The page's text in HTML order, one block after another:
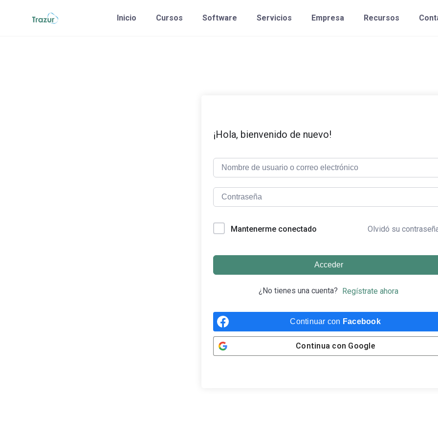
Inicio Cursos Software Servicios Empresa Recursos
¡Hola, bienvenido de nuevo!
Mantenerme conectado Olvidó su
Acceder
¿No tienes una cuenta? Regístrate ahora
Continuar con Facebook
Continua con Google